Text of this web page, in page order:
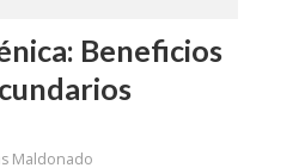
Beneficios
Maldonado